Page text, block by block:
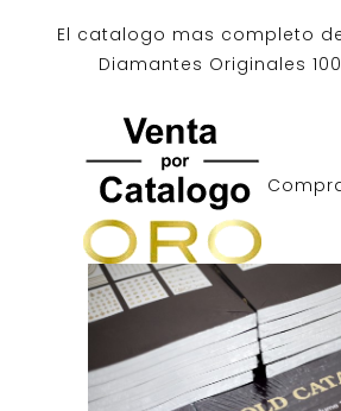
El catalogo mas completo
Diamantes Originales